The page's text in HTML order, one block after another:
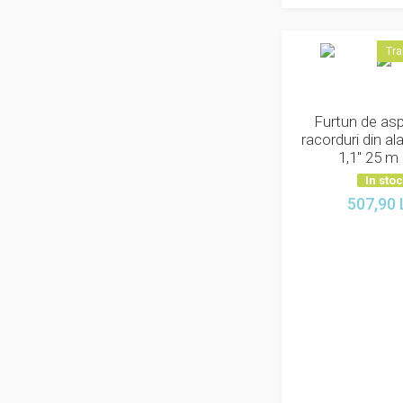
Furtun de
racorduri din
1,1" 25 m
In stoc
507,90